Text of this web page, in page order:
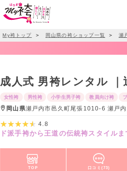
My袴トップ ＞ 岡山県の袴ショップ一覧 ＞ 瀬
成人式 男袴レンタル ｜
女性袴 男性袴 小学生男子袴 教員向け袴
岡山県瀬戸内市邑久町尾張1010-6 瀬戸
4.8
ド派手袴から王道の伝統袴スタイル
TOP 口コミ(73)